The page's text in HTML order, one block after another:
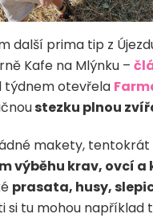
další prima tip z
Kafe na Mlýnku –
týdnem otevřela
stezku plnou
makety, tentokrát
výběhu krav, ovcí a
prasata, husy,
si tu mohou například